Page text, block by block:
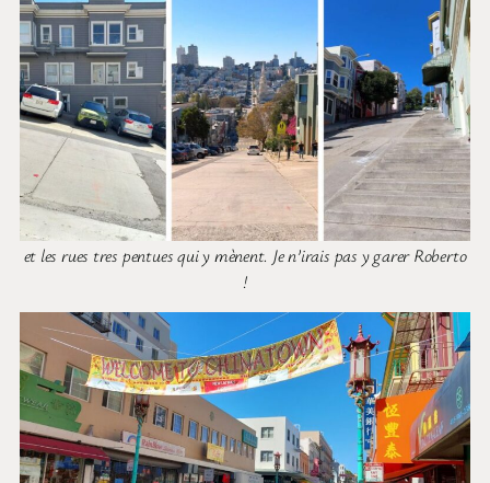
et les rues tres pentues qui y mènent. Je n’irais pas y garer Roberto
!